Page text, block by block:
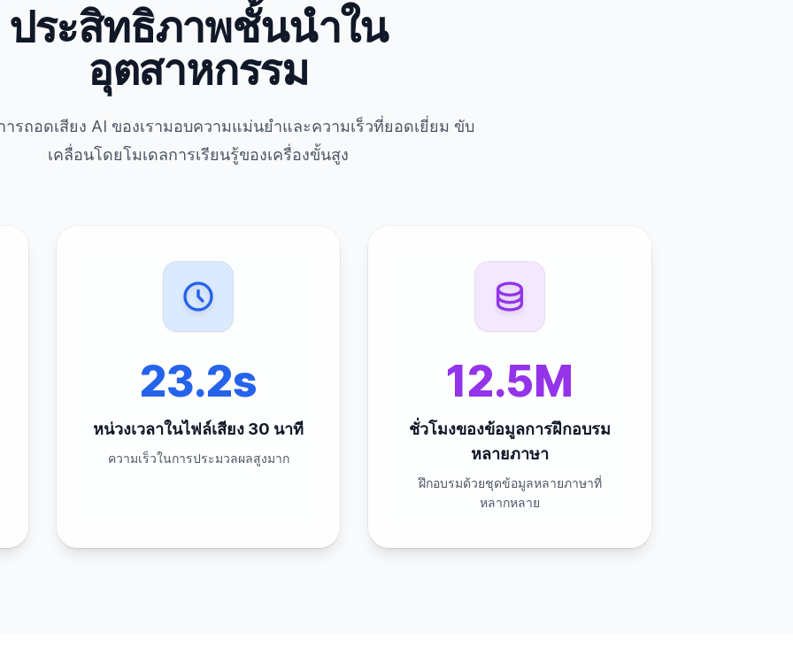
ประสิทธิภาพชั้นนำใน
อุตสาหกรรม
ารถอดเสียง AI ของเรามอบความแม่นยำและความเร็วที่ยอดเยี่ยม ขับ
เคลื่อนโดยโมเดลการเรียนรู้ของเครื่องขั้นสูง
23.2s
หน่วงเวลาในไฟล์เสียง 30 นาที
ความเร็วในการประมวลผลสูงมาก
12.5M
ชั่วโมงของข้อมูลการฝึกอบรม
หลายภาษา
ฝึกอบรมด้วยชุดข้อมูลหลายภาษาที่
หลากหลาย